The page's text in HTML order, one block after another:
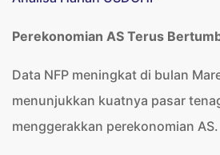
Perekonomian AS Terus
Data NFP meningkat di bulan
menunjukkan kuatnya pasar
menggerakkan perekonomian AS.